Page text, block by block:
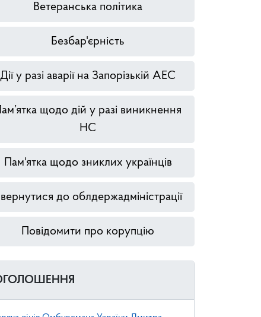
Ветеранська політика
Безбар'єрність
Дії у разі аварії на Запорізькій АЕС
щодо дій у разі виникнення
НС
Пам'ятка щодо зниклих українців
до облдержадміністрації
Повідомити про корупцію